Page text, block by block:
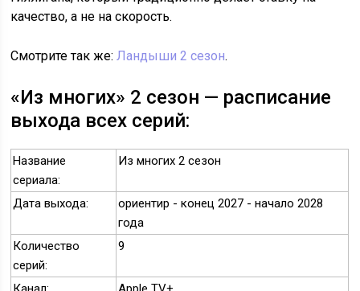
качество, а не на скорость.
Смотрите так же:Ландыши 2 сезон.
«Из многих» 2 сезон — расписание
выхода всех серий:
Название
сериала:
Из многих 2 сезон
Дата выхода:
ориентир - конец 2027 - начало 2028
года
Количество
серий:
9